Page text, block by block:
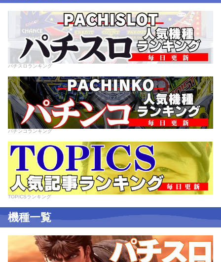
パチスロランキング
パチンコランキング
TOPICSランキング
機種一覧